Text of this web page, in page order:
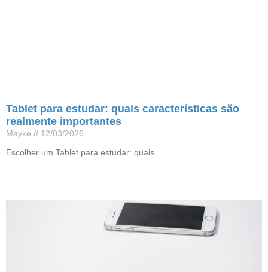
Tablet para estudar: quais características são
realmente importantes
Mayke
12/03/2026
Escolher um Tablet para estudar: quais